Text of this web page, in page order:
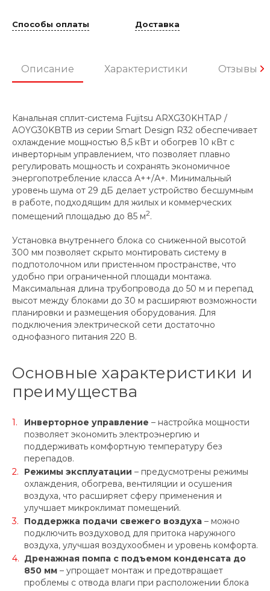
Способы оплаты Доставка
Описание Характеристики Отзывы
Канальная сплит-система Fujitsu ARXG30KHTAP /
AOYG30KBTB из серии Smart Design R32 обеспечивает
охлаждение мощностью 8,5 кВт и обогрев 10 кВт с
инверторным управлением, что позволяет плавно
регулировать мощность и сохранять экономичное
энергопотребление класса А++/А+. Минимальный
уровень шума от 29 дБ делает устройство бесшумным
в работе, подходящим для жилых и коммерческих
помещений площадью до 85 м2.
Установка внутреннего блока со сниженной высотой
300 мм позволяет скрыто монтировать систему в
подпотолочном или пристенном пространстве, что
удобно при ограниченной площади монтажа.
Максимальная длина трубопровода до 50 м и перепад
высот между блоками до 30 м расширяют возможности
планировки и размещения оборудования. Для
подключения электрической сети достаточно
однофазного питания 220 В.
Основные характеристики и
преимущества
Инверторное управление – настройка мощности
позволяет экономить электроэнергию и
поддерживать комфортную температуру без
перепадов.
Режимы эксплуатации – предусмотрены режимы
охлаждения, обогрева, вентиляции и осушения
воздуха, что расширяет сферу применения и
улучшает микроклимат помещений.
Поддержка подачи свежего воздуха – можно
подключить воздуховод для притока наружного
воздуха, улучшая воздухообмен и уровень комфорта.
Дренажная помпа с подъемом конденсата до
850 мм – упрощает монтаж и предотвращает
проблемы с отвода влаги при расположении блока